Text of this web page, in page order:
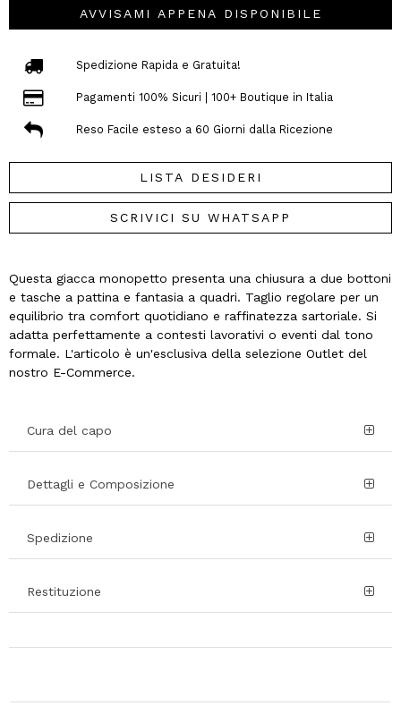
AVVISAMI APPENA DISPONIBILE
Spedizione Rapida e Gratuita!
Pagamenti 100% Sicuri | 100+ Boutique in Italia
Reso Facile esteso a 60 Giorni dalla Ricezione
LISTA DESIDERI
SCRIVICI SU WHATSAPP
Questa giacca monopetto presenta una chiusura a due bottoni
e tasche a pattina e fantasia a quadri. Taglio regolare per un
equilibrio tra comfort quotidiano e raffinatezza sartoriale. Si
adatta perfettamente a contesti lavorativi o eventi dal tono
formale. L'articolo è un'esclusiva della selezione Outlet del
nostro E-Commerce.
Cura del capo
Dettagli e Composizione
Spedizione
Restituzione